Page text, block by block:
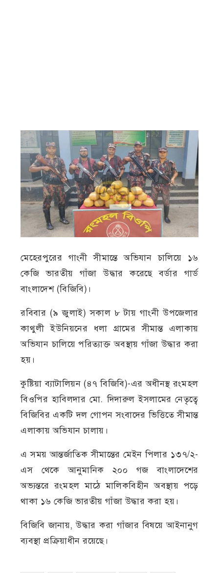
মেহেরপুরের গাংনী সীমান্তে অভিযান চালিয়ে ১৬
কেজি ভারতীয় গাঁজা উদ্ধার করেছে বর্ডার গার্ড
বাংলাদেশ (বিজিবি)।
রবিবার (৯ জুলাই) সকাল ৮ টায় গাংনী উপজেলার
কাথুলী ইউনিয়নের ধলা গ্রামের সীমান্ত এলাকায়
অভিযান চালিয়ে পরিত্যাক্ত অবস্থায় গাঁজা উদ্ধার করা
হয়।
কুষ্টিয়া ব্যাটালিয়ন (৪৭ বিজিবি)-এর অধীনস্থ রংমহল
বিওপির হাবিলদার মো. দিদারুল ইসলামের নেতৃত্বে
বিজিবির একটি দল গোপন সংবাদের ভিত্তিতে সীমান্ত
এলাকায় অভিযান চালায়।
এ সময় আন্তর্জাতিক সীমান্তের মেইন পিলার ১৩৭/২-
এস থেকে আনুমানিক ২০০ গজ বাংলাদেশের
অভ্যন্তরে রংমহল মাঠে মালিকবিহীন অবস্থায় পড়ে
থাকা ১৬ কেজি ভারতীয় গাঁজা উদ্ধার করা হয়।
বিজিবি জানায়, উদ্ধার করা গাঁজার বিষয়ে আইনানুগ
ব্যবস্থা প্রক্রিয়াধীন রয়েছে।